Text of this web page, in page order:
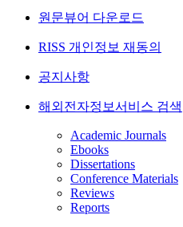
원문뷰어 다운로드
RISS 개인정보 재동의
공지사항
해외전자정보서비스 검색
Academic Journals
Ebooks
Dissertations
Conference Materials
Reviews
Reports